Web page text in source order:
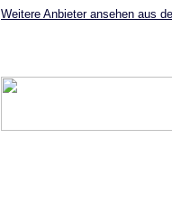
Weitere Anbieter ansehen aus